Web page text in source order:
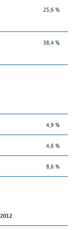
25,6 %
38,4 %
4,9 %
4,6 %
8,6 %